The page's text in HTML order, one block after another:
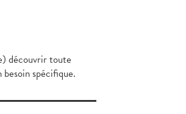
découvrir toute
besoin spécifique.